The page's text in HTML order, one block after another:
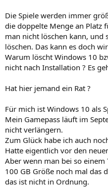
Die Spiele werden immer
die doppelte Menge an Platz
man nicht löschen kann, und
löschen. Das kann es doch
Warum löscht Windows 10
nicht nach Installation ? Es
Hat hier jemand ein Rat ?
Für mich ist Windows 10 als
Mein Gamepass läuft im
nicht verlängern.
Zum Glück habe ich auch
Hatte eigentlich vor den
Aber wenn man bei so
100 GB Größe noch mal das
das ist nicht in Ordnung.